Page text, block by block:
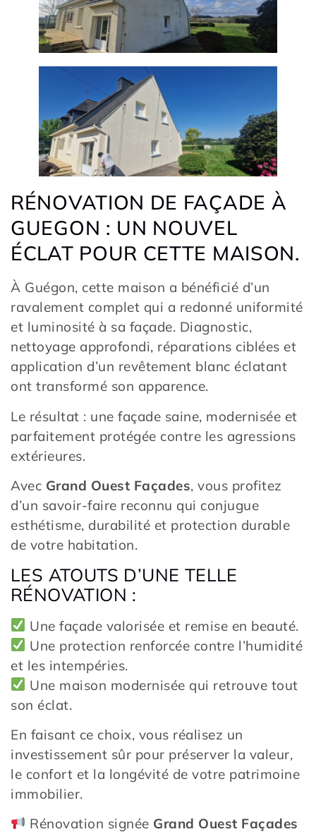
RÉNOVATION DE FAÇADE À
GUEGON : UN NOUVEL
ÉCLAT POUR CETTE MAISON.
À Guégon, cette maison a bénéficié d’un
ravalement complet qui a redonné uniformité
et luminosité à sa façade. Diagnostic,
nettoyage approfondi, réparations ciblées et
application d’un revêtement blanc éclatant
ont transformé son apparence.
Le résultat : une façade saine, modernisée et
parfaitement protégée contre les agressions
extérieures.
Avec Grand Ouest Façades, vous profitez
d’un savoir-faire reconnu qui conjugue
esthétisme, durabilité et protection durable
de votre habitation.
LES ATOUTS D’UNE TELLE
RÉNOVATION :
Une façade valorisée et remise en beauté.
Une protection renforcée contre l’humidité
et les intempéries.
Une maison modernisée qui retrouve tout
son éclat.
En faisant ce choix, vous réalisez un
investissement sûr pour préserver la valeur,
le confort et la longévité de votre patrimoine
immobilier.
Rénovation signée Grand Ouest Façades